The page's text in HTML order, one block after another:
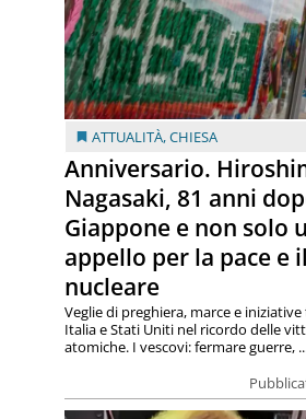
ATTUALITÀ,CHIESA
Anniversario.
Nagasaki, 81 anni
Giappone e non solo
appello per la pace e
nucleare
Veglie di preghiera, marce e
Italia e Stati Uniti nel ricordo delle
atomiche. I vescovi: fermare guerre,